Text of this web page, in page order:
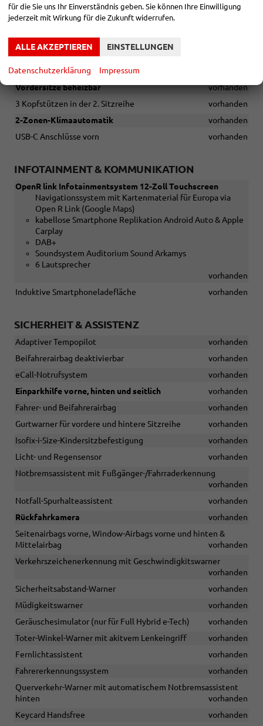
Alcantara-Kunstlederlenkrad in ESPRIT ALPINE-Design
Aluminiumpedale
Beheizbares Lenkrad
Einstiegsleisten vorne mit ALPINE-Logo
Vordersitze beheizbar
vorhanden
3 Kopfstützen in der 2. Sitzreihe
vorhanden
2-Zonen-Klimaautomatik
vorhanden
USB-C Anschlüsse vorn
vorhanden
INFOTAINMENT & KOMMUNIKATION
OpenR link Infotainmentsystem 12-Zoll Touchscreen
Navigationssystem mit Kartenmaterial für Europa via
Open R Link (Google Maps)
kabellose Smartphone Replikation Android Auto & Apple
Carplay
DAB+
Soundsystem Auditorium Sound Arkamys
6 Lautsprecher
vorhanden
Induktive Smartphoneladefläche
vorhanden
SICHERHEIT & ASSISTENZ
Adaptiver Tempopilot
vorhanden
Beifahrerairbag deaktivierbar
vorhanden
eCall-Notrufsystem
vorhanden
Einparkhilfe vorne, hinten und seitlich
vorhanden
Fahrer- und Beifahrerairbag
vorhanden
Gurtwarner für vordere und hintere Sitzreihe
vorhanden
Isofix-i-Size-Kindersitzbefestigung
vorhanden
Licht- und Regensensor
vorhanden
Notbremsassistent mit Fußgänger-/Fahrraderkennung
vorhanden
Notfall-Spurhalteassistent
vorhanden
Rückfahrkamera
vorhanden
Seitenairbags vorne, Window-Airbags vorne und hinten &
Mittelairbag
vorhanden
Verkehrszeichenerkennung mit Geschwindigkitswarner
vorhanden
Sicherheitsabstand-Warner
vorhanden
Müdigkeitswarner
vorhanden
Geräuschesimulator (nur für Full Hybrid e-Tech)
vorhanden
Toter-Winkel-Warner mit akitvem Lenkeingriff
vorhanden
Fernlichtassistent
vorhanden
Fahrererkennungssystem
vorhanden
Querverkehr-Warner mit automatischem Notbremsassistent
hinten
vorhanden
Keycard Handsfree
vorhanden
für die Sie uns Ihr Einverständnis geben. Sie können Ihre Einwilligung
jederzeit mit Wirkung für die Zukunft widerrufen.
ALLE AKZEPTIEREN EINSTELLUNGEN
Datenschutzerklärung Impressum